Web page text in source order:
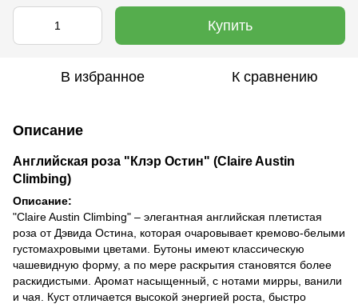
Купить
В избранное К сравнению
Описание
Английская роза "Клэр Остин" (Claire Austin
Climbing)
Описание:
"Claire Austin Climbing" – элегантная английская плетистая
роза от Дэвида Остина, которая очаровывает кремово-белыми
густомахровыми цветами. Бутоны имеют классическую
чашевидную форму, а по мере раскрытия становятся более
раскидистыми. Аромат насыщенный, с нотами мирры, ванили
и чая. Куст отличается высокой энергией роста, быстро